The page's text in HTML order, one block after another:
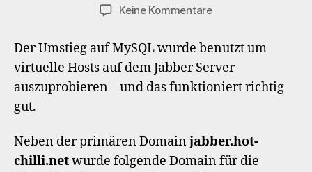
Keine Kommentarezu
Domains
und
Hosting
Der Umstieg auf MySQL wurde benutzt um
virtuelle Hosts auf dem Jabber Server
auszuprobieren – und das funktioniert richtig
gut.
Neben der primären Domainjabber.hot-
chilli.netwurde folgende Domain für die